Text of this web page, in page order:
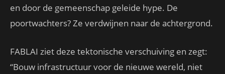
en door de gemeenschap geleide hype. De
poortwachters? Ze verdwijnen naar de achtergrond.
FABLAI ziet deze tektonische verschuiving en zegt:
“Bouw infrastructuur voor de nieuwe wereld, niet